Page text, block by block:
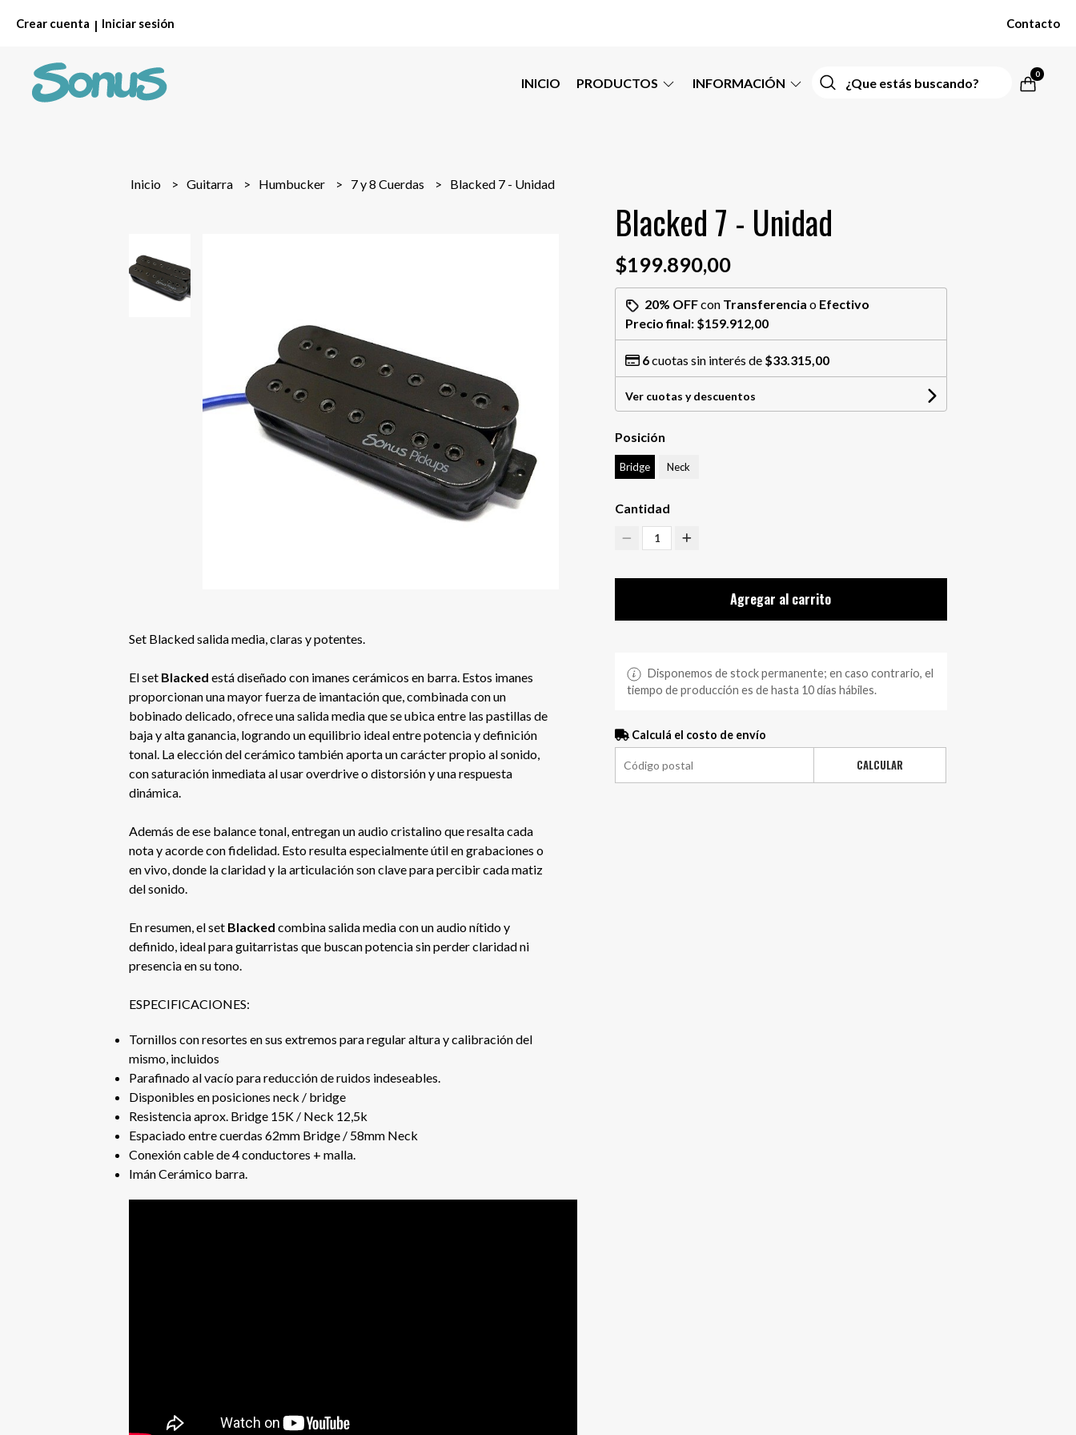
Crear cuenta | Iniciar sesión Contacto
INICIO PRODUCTOS INFORMACIÓN
0
Inicio Guitarra Humbucker 7 y 8 Cuerdas Blacked 7 - Unidad
Set Blacked salida media, claras y potentes.
El set Blacked está diseñado con imanes cerámicos en barra. Estos imanes
proporcionan una mayor fuerza de imantación que, combinada con un
bobinado delicado, ofrece una salida media que se ubica entre las pastillas de
baja y alta ganancia, logrando un equilibrio ideal entre potencia y definición
tonal. La elección del cerámico también aporta un carácter propio al sonido,
con saturación inmediata al usar overdrive o distorsión y una respuesta
dinámica.
Además de ese balance tonal, entregan un audio cristalino que resalta cada
nota y acorde con fidelidad. Esto resulta especialmente útil en grabaciones o
en vivo, donde la claridad y la articulación son clave para percibir cada matiz
del sonido.
En resumen, el set Blacked combina salida media con un audio nítido y
definido, ideal para guitarristas que buscan potencia sin perder claridad ni
presencia en su tono.
ESPECIFICACIONES:
Tornillos con resortes en sus extremos para regular altura y calibración del
mismo, incluidos
Parafinado al vacío para reducción de ruidos indeseables.
Disponibles en posiciones neck / bridge
Resistencia aprox. Bridge 15K / Neck 12,5k
Espaciado entre cuerdas 62mm Bridge / 58mm Neck
Conexión cable de 4 conductores + malla.
Imán Cerámico barra.
Blacked 7 - Unidad
$199.890,00
20% OFFcon Transferencia o Efectivo
Precio final: $159.912,00
6cuotas sin interés de $33.315,00
Ver cuotas y descuentos
Posición
Bridge Neck
Cantidad
1
Agregar al carrito
Disponemos de stock permanente; en caso contrario, el
tiempo de producción es de hasta 10 días hábiles.
Calculá el costo de envío
CALCULAR